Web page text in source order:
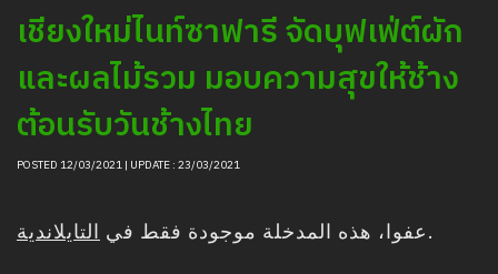
เชียงใหม่ไนท์ซาฟารี จัดบุฟเฟ่ต์ผัก
และผลไม้รวม มอบความสุขให้ช้าง
ต้อนรับวันช้างไทย
POSTED 12/03/2021 | UPDATE : 23/03/2021
عفوا، هذه المدخلة موجودة فقط في التايلاندية .